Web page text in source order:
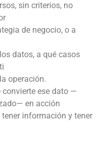
sin criterios, no
de negocio, o a
datos, a qué casos
operación.
convierte ese dato —
en acción
información y tener